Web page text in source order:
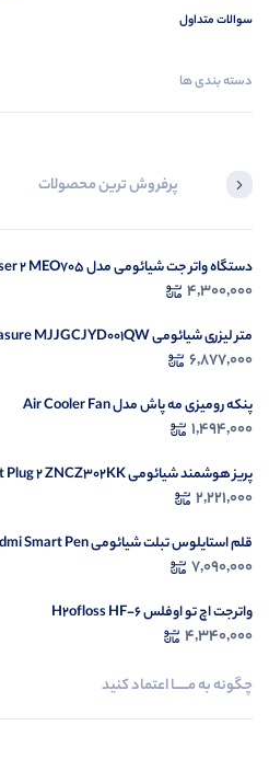
سوالات متداول
دسته بندی ها
پرفروش ترین محصولات
دستگاه واتر جت شیائومی مدل Water Flosser 2 MEO705
4,300,000
متر لیزری شیائومی Smart Laser Measure MJJGCJYD001QW
6,877,000
پنکه رومیزی مه پاش مدل Air Cooler Fan
1,494,000
پریز هوشمند شیائومی Smart Plug 2 ZNCZ302KK
2,221,000
قلم استایلوس تبلت شیائومی Redmi Smart Pen
7,090,000
واترجت اچ تو اوفلس H2ofloss HF-6
4,340,000
چگونه به مــــــا اعتماد کنید